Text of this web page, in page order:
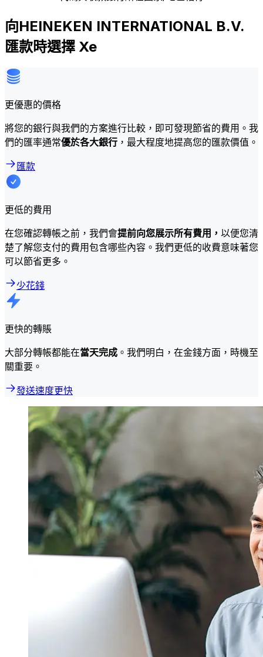
向HEINEKEN INTERNATIONAL B.V.
匯款時選擇 Xe
更優惠的價格
將您的銀行與我們的方案進行比較，即可發現節省的費用。我
們的匯率通常優於各大銀行 ，最大程度地提高您的匯款價值。
匯款
更低的費用
在您確認轉帳之前，我們會提前向您展示所有費用， 以便您清
楚了解您支付的費用包含哪些內容。我們更低的收費意味著您
可以節省更多。
少花錢
更快的轉賬
大部分轉帳都能在當天完成 。我們明白，在金錢方面，時機至
關重要。
發送速度更快